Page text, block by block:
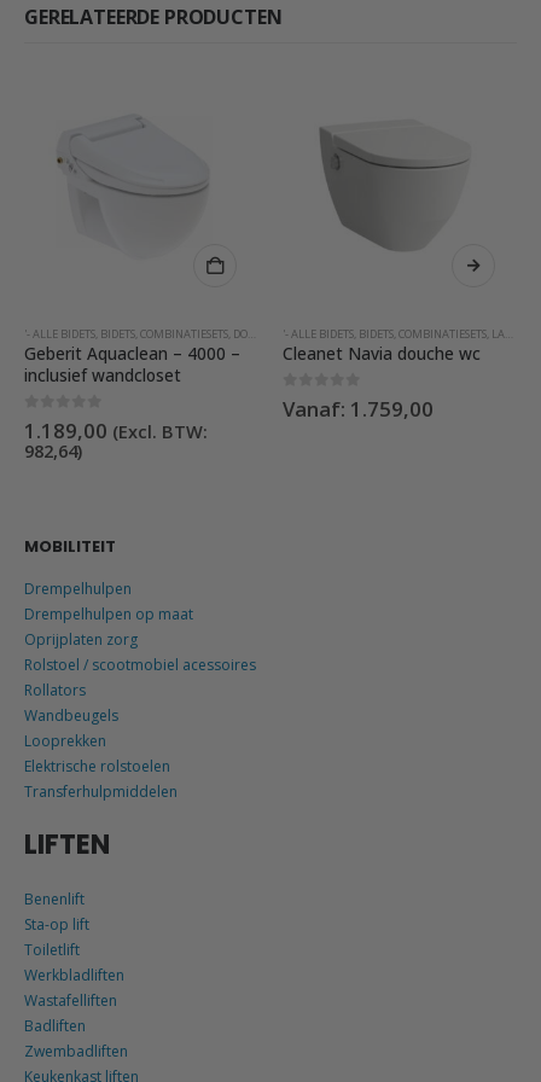
GERELATEERDE PRODUCTEN
,GEBERIT BIDETS MET INGEBOUWDE FÖHN INSTALLATIE,SPATOILET
'- ALLE BIDETS, BIDETS,COMBINATIESETS, DOUCHEWC'S ZONDER AFSTANDSBEDIENING ,GEBERIT
Geberit Aquaclean – 4000 –
inclusief wandcloset
0 out of 5
1.189,00 (Excl. BTW:
982,64)
'- ALLE BIDETS, BIDETS,COMBINATIESETS, LAUFEN
Cleanet Navia douche wc
0 out of 5
Vanaf: 1.759,00
MOBILITEIT
Drempelhulpen
Drempelhulpen op maat
Oprijplaten zorg
Rolstoel / scootmobiel acessoires
Rollators
Wandbeugels
Looprekken
Elektrische rolstoelen
Transferhulpmiddelen
LIFTEN
Benenlift
Sta-op lift
Toiletlift
Werkbladliften
Wastafelliften
Badliften
Zwembadliften
Keukenkast liften